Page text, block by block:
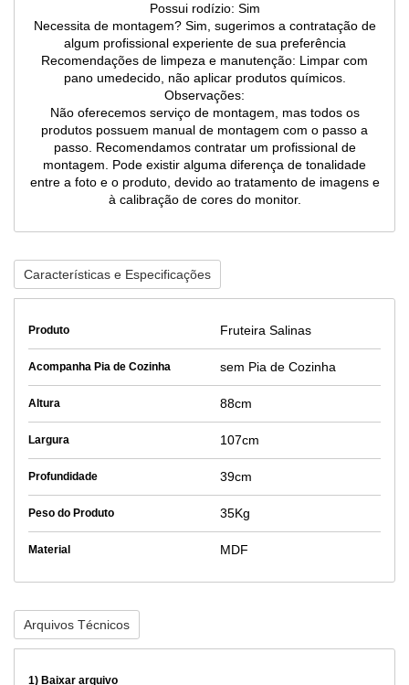
Possui rodízio: Sim
Necessita de montagem? Sim, sugerimos a contratação de
algum profissional experiente de sua preferência
Recomendações de limpeza e manutenção: Limpar com
pano umedecido, não aplicar produtos químicos.
Observações:
Não oferecemos serviço de montagem, mas todos os
produtos possuem manual de montagem com o passo a
passo. Recomendamos contratar um profissional de
montagem. Pode existir alguma diferença de tonalidade
entre a foto e o produto, devido ao tratamento de imagens e
à calibração de cores do monitor.
Características e Especificações
Produto Fruteira Salinas
Acompanha Pia de Cozinha sem Pia de Cozinha
Altura 88cm
Largura 107cm
Profundidade 39cm
Peso do Produto 35Kg
Material MDF
Arquivos Técnicos
1) Baixar arquivo